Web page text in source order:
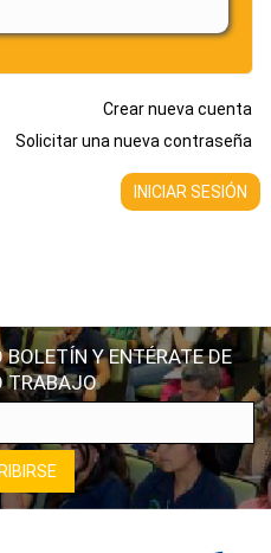
Crear nueva cuenta
Solicitar una nueva contraseña
Y ENTÉRATE DE
TRABAJO